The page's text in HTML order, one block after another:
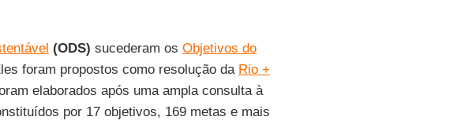
(ODS) sucederam os Objetivos do
foram propostos como resolução da Rio +
elaborados após uma ampla consulta à
por 17 objetivos, 169 metas e mais